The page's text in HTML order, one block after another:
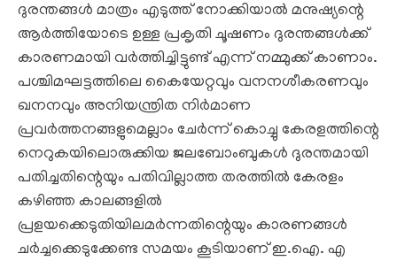
ദുരന്തങ്ങള്‍ മാത്രം എടുത്ത് നോക്കിയാല്‍ മനുഷ്യന്റെ
ആര്‍ത്തിയോടെ ഉള്ള പ്രകൃതി ചൂഷണം ദുരന്തങ്ങള്‍ക്ക്
കാരണമായി വര്‍ത്തിച്ചിട്ടുണ്ട് എന്ന് നമ്മുക്ക് കാണാം.
പശ്ചിമഘട്ടത്തിലെ കൈയേറ്റവും വനനശീകരണവും
ഖനനവും അനിയന്ത്രിത നിര്‍മാണ
പ്രവര്‍ത്തനങ്ങളുമെല്ലാം ചേര്‍ന്ന് കൊച്ചു കേരളത്തിന്റെ
നെറുകയിലൊരുക്കിയ ജലബോംബുകള്‍ ദുരന്തമായി
പതിച്ചതിന്റെയും പതിവില്ലാത്ത തരത്തില്‍ കേരളം
കഴിഞ്ഞ കാലങ്ങളില്‍
പ്രളയക്കെടുതിയിലമര്‍ന്നതിന്റെയും കാരണങ്ങള്‍
ചര്‍ച്ചക്കെടുക്കേണ്ട സമയം കൂടിയാണ് ഇ.ഐ. എ